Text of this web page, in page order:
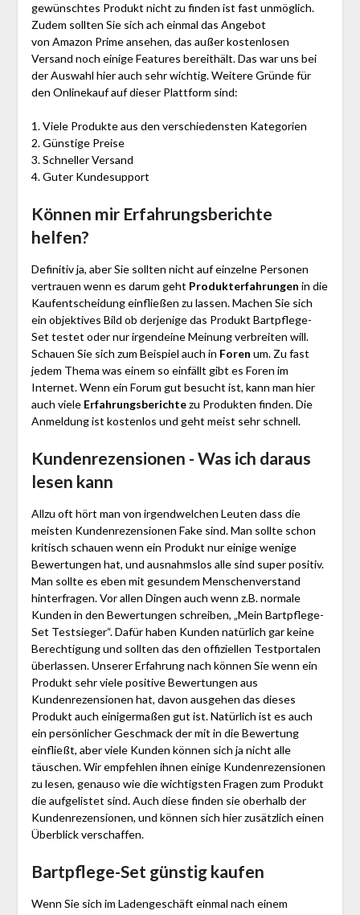
gewünschtes Produkt nicht zu finden ist fast unmöglich.
Zudem sollten Sie sich ach einmal das Angebot
von Amazon Prime ansehen, das außer kostenlosen
Versand noch einige Features bereithält. Das war uns bei
der Auswahl hier auch sehr wichtig. Weitere Gründe für
den Onlinekauf auf dieser Plattform sind:
1. Viele Produkte aus den verschiedensten Kategorien
2. Günstige Preise
3. Schneller Versand
4. Guter Kundesupport
Können mir Erfahrungsberichte
helfen?
Definitiv ja, aber Sie sollten nicht auf einzelne Personen
vertrauen wenn es darum geht Produkterfahrungen in die
Kaufentscheidung einfließen zu lassen. Machen Sie sich
ein objektives Bild ob derjenige das Produkt Bartpflege-
Set testet oder nur irgendeine Meinung verbreiten will.
Schauen Sie sich zum Beispiel auch in Foren um. Zu fast
jedem Thema was einem so einfällt gibt es Foren im
Internet. Wenn ein Forum gut besucht ist, kann man hier
auch viele Erfahrungsberichtezu Produkten finden. Die
Anmeldung ist kostenlos und geht meist sehr schnell.
Kundenrezensionen - Was ich daraus
lesen kann
Allzu oft hört man von irgendwelchen Leuten dass die
meisten Kundenrezensionen Fake sind. Man sollte schon
kritisch schauen wenn ein Produkt nur einige wenige
Bewertungen hat, und ausnahmslos alle sind super positiv.
Man sollte es eben mit gesundem Menschenverstand
hinterfragen. Vor allen Dingen auch wenn z.B. normale
Kunden in den Bewertungen schreiben, „Mein Bartpflege-
Set Testsieger“. Dafür haben Kunden natürlich gar keine
Berechtigung und sollten das den offiziellen Testportalen
überlassen. Unserer Erfahrung nach können Sie wenn ein
Produkt sehr viele positive Bewertungen aus
Kundenrezensionen hat, davon ausgehen das dieses
Produkt auch einigermaßen gut ist. Natürlich ist es auch
ein persönlicher Geschmack der mit in die Bewertung
einfließt, aber viele Kunden können sich ja nicht alle
täuschen. Wir empfehlen ihnen einige Kundenrezensionen
zu lesen, genauso wie die wichtigsten Fragen zum Produkt
die aufgelistet sind. Auch diese finden sie oberhalb der
Kundenrezensionen, und können sich hier zusätzlich einen
Überblick verschaffen.
Bartpflege-Set günstig kaufen
Wenn Sie sich im Ladengeschäft einmal nach einem